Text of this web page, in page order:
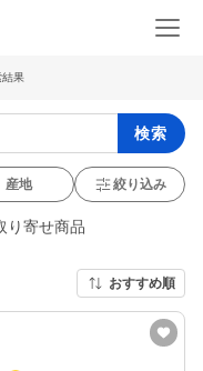
結果
検索
産地 絞り込み
り寄せ商品
おすすめ順